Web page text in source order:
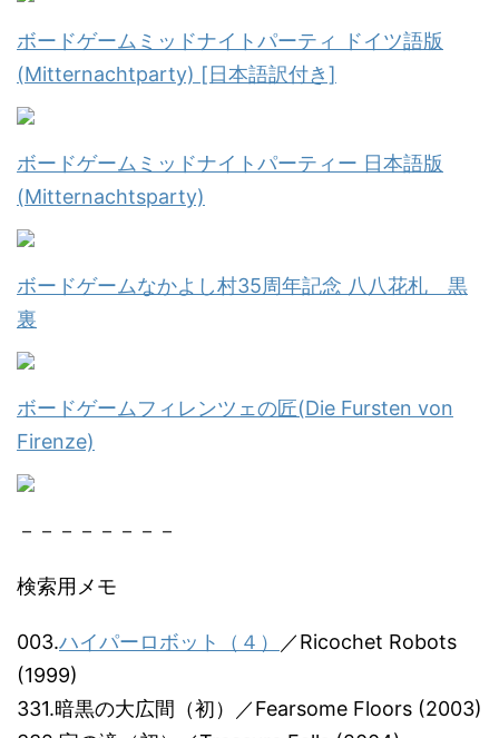
ボードゲームミッドナイトパーティ ドイツ語版
(Mitternachtparty) [日本語訳付き]
ボードゲームミッドナイトパーティー 日本語版
(Mitternachtsparty)
ボードゲームなかよし村35周年記念 八八花札 黒
裏
ボードゲームフィレンツェの匠(Die Fursten von
Firenze)
－－－－－－－－
検索用メモ
003.ハイパーロボット（４）
／Ricochet Robots
(1999)
331.暗黒の大広間（初）／Fearsome Floors (2003)